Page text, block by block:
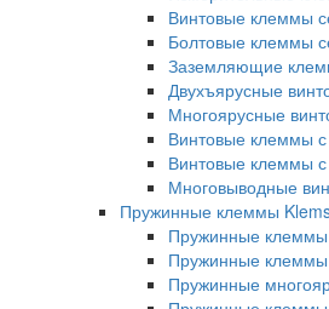
Винтовые клеммы
Болтовые клеммы
Заземляющие
Двухъярусные
Многоярусные
Винтовые клеммы
Винтовые клеммы
Многовыводные
Пружинные клеммы
Пружинные клеммы
Пружинные клеммы
Пружинные